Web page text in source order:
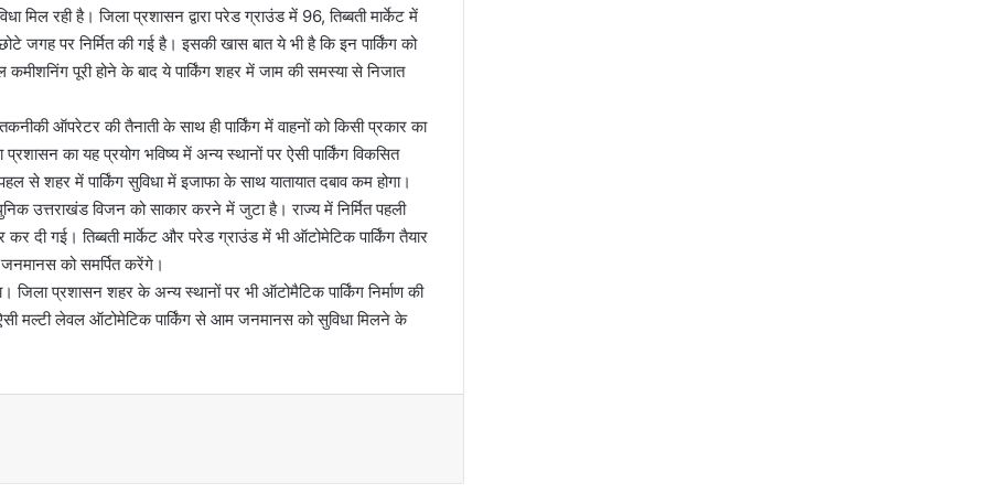
मिल रही है। जिला प्रशासन द्वारा परेड ग्राउंड में 96, तिब्बती मार्केट में
जगह पर निर्मित की गई है। इसकी खास बात ये भी है कि इन पार्किंग को
पूरी होने के बाद ये पार्किंग शहर में जाम की समस्या से निजात
ऑपरेटर की तैनाती के साथ ही पार्किंग में वाहनों को किसी प्रकार का
का यह प्रयोग भविष्य में अन्य स्थानों पर ऐसी पार्किंग विकसित
शहर में पार्किंग सुविधा में इजाफा के साथ यातायात दबाव कम होगा।
उत्तराखंड विजन को साकार करने में जुटा है। राज्य में निर्मित पहली
दी गई। तिब्बती मार्केट और परेड ग्राउंड में भी ऑटोमेटिक पार्किंग तैयार
जनमानस को समर्पित करेंगे।
जिला प्रशासन शहर के अन्य स्थानों पर भी ऑटोमैटिक पार्किंग निर्माण की
मल्टी लेवल ऑटोमेटिक पार्किंग से आम जनमानस को सुविधा मिलने के